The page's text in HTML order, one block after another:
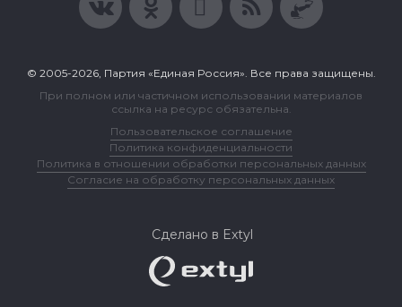
© 2005-2026, Партия «Единая Россия». Все права защищены.
При полном или частичном использовании материалов
ссылка на ресурс обязательна.
Пользовательское соглашение
Политика конфиденциальности
Политика в отношении обработки персональных данных
Согласие на обработку персональных данных
Сделано в Extyl